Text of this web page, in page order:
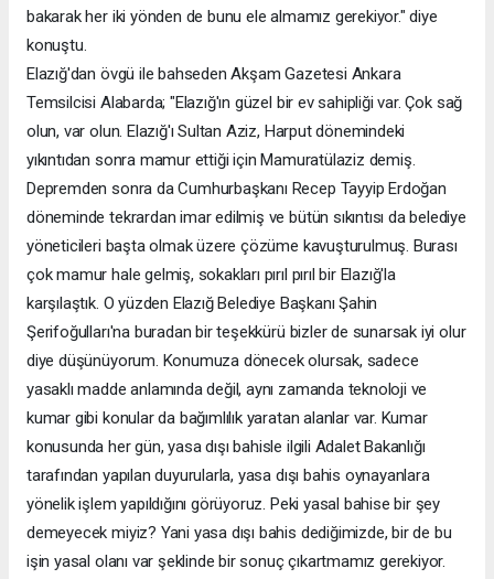
bakarak her iki yönden de bunu ele almamız gerekiyor." diye
konuştu.
Elazığ'dan övgü ile bahseden Akşam Gazetesi Ankara
Temsilcisi Alabarda; "Elazığ'ın güzel bir ev sahipliği var. Çok sağ
olun, var olun. Elazığ'ı Sultan Aziz, Harput dönemindeki
yıkıntıdan sonra mamur ettiği için Mamuratülaziz demiş.
Depremden sonra da Cumhurbaşkanı Recep Tayyip Erdoğan
döneminde tekrardan imar edilmiş ve bütün sıkıntısı da belediye
yöneticileri başta olmak üzere çözüme kavuşturulmuş. Burası
çok mamur hale gelmiş, sokakları pırıl pırıl bir Elazığ'la
karşılaştık. O yüzden Elazığ Belediye Başkanı Şahin
Şerifoğulları'na buradan bir teşekkürü bizler de sunarsak iyi olur
diye düşünüyorum. Konumuza dönecek olursak, sadece
yasaklı madde anlamında değil, aynı zamanda teknoloji ve
kumar gibi konular da bağımlılık yaratan alanlar var. Kumar
konusunda her gün, yasa dışı bahisle ilgili Adalet Bakanlığı
tarafından yapılan duyurularla, yasa dışı bahis oynayanlara
yönelik işlem yapıldığını görüyoruz. Peki yasal bahise bir şey
demeyecek miyiz? Yani yasa dışı bahis dediğimizde, bir de bu
işin yasal olanı var şeklinde bir sonuç çıkartmamız gerekiyor.